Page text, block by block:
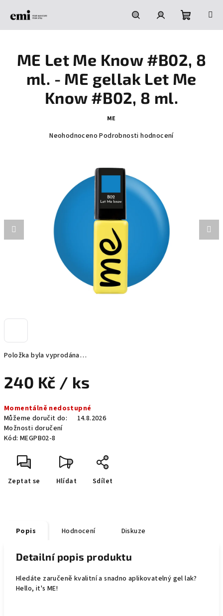
HledatPřihlášeníNákupní
košík
Položka byla vyprodána…
240 Kč / ks
cena:
Momentálně nedostupné
Můžeme doručit do:
14.8.2026
Možnosti doručení
Kód: MEGPB02-8
Zeptat se Hlídat Sdílet
ME Let Me Know #B02, 8
ml. - ME gellak Let Me
Know #B02, 8 ml.
ME
Průměrné
hvězdiček.
Neohodnoceno Podrobnosti hodnocení
Popis Hodnocení Diskuze
Detailní popis produktu
Hledáte zaručeně kvalitní a snadno aplikovatelný gel lak?
Hello, it's ME!